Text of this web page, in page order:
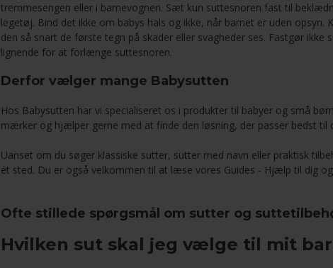
tremmesengen eller i barnevognen. Sæt kun suttesnoren fast til
legetøj. Bind det ikke om babys hals og ikke, når barnet er uden opsyn.
den så snart de første tegn på skader eller svagheder ses. Fastgør
lignende for at forlænge suttesnoren.
Derfor vælger mange Babysutten
Hos Babysutten har vi specialiseret os i produkter til babyer og små
mærker og hjælper gerne med at finde den løsning, der passer bedst til
Uanset om du søger klassiske sutter, sutter med navn eller praktisk
ét sted. Du er også velkommen til at læse vores Guides - Hjælp til dig
Ofte stillede spørgsmål om sutter og
Hvilken sut skal jeg vælge til mit